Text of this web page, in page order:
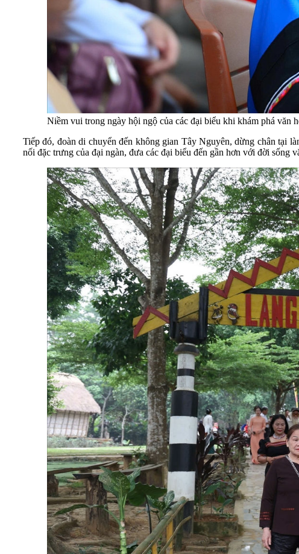
Niềm vui trong ngày hội ngộ của các đại biểu khi khám phá văn
Tiếp đó, đoàn di chuyển đến không gian Tây Nguyên, dừng chân tại
nối đặc trưng của đại ngàn, đưa các đại biểu đến gần hơn với đời sống